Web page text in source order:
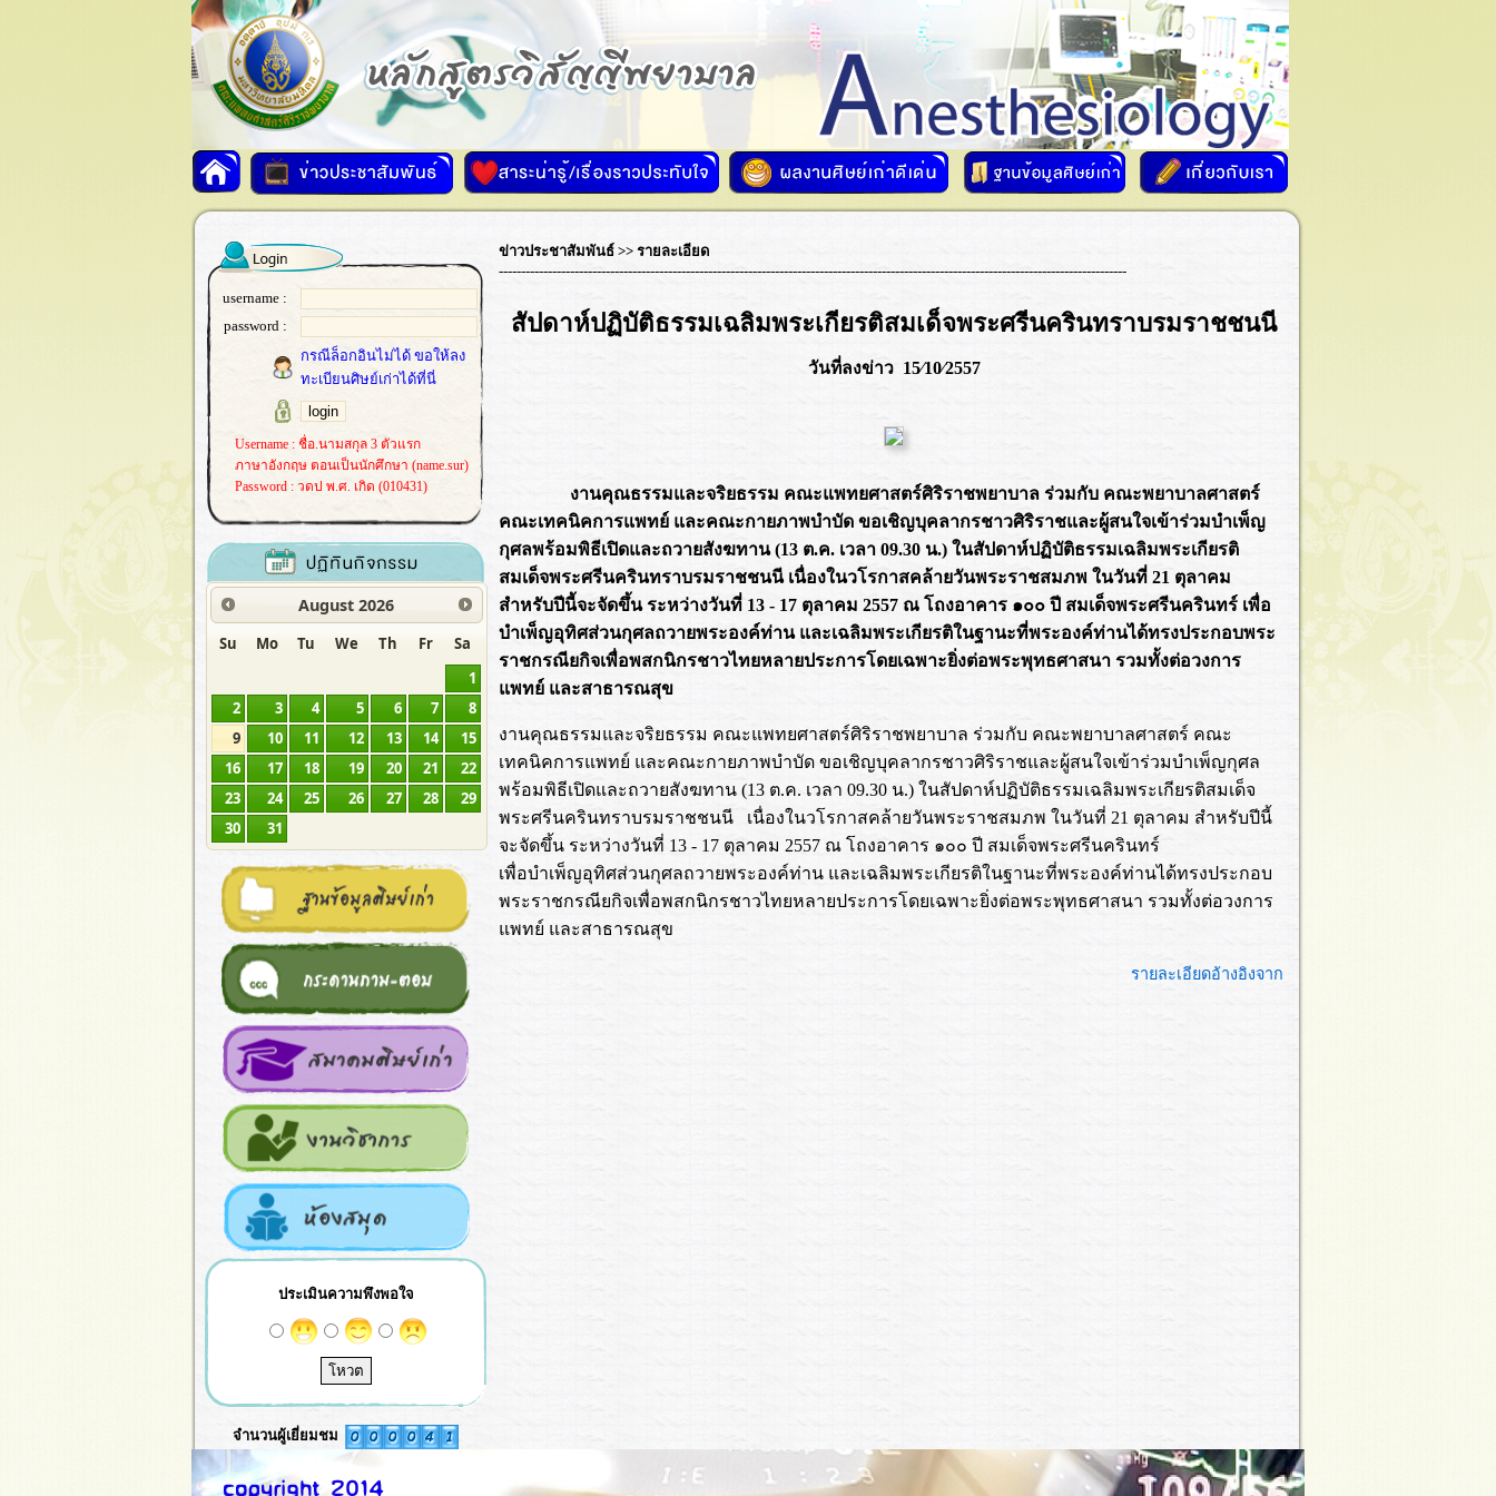
username :
password :
กรณีล็อกอินไม่ได้ ขอให้ลง
ทะเบียนศิษย์เก่าได้ที่นี่
Username : ชื่อ.นามสกุล 3 ตัวแรก
ภาษาอังกฤษ ตอนเป็นนักศึกษา (name.sur)
Password : วดป พ.ศ. เกิด (010431)
August 2026
Su Mo Tu We Th Fr
Sa
1
2
3 4 5 6 7
8
9
10 11 12 13 14
15
16
17 18 19 20 21
22
23
24 25 26 27 28
29
30
31
ประเมินความพึงพอใจ
จำนวนผู้เยี่ยมชม
ข่าวประชาสัมพันธ์ >> รายละเอียด
---------------------------------------------------------------------------------------------------------------------------------------------
สัปดาห์ปฏิบัติธรรมเฉลิมพระเกียรติสมเด็จพระศรีนครินทราบรมราชชนนี
วันที่ลงข่าว 15⁄10⁄2557
งานคุณธรรมและจริยธรรม คณะแพทยศาสตร์ศิริราชพยาบาล ร่วมกับ คณะพยาบาลศาสตร์
คณะเทคนิคการแพทย์ และคณะกายภาพบำบัด ขอเชิญบุคลากรชาวศิริราชและผู้สนใจเข้าร่วมบำเพ็ญ
กุศลพร้อมพิธีเปิดและถวายสังฆทาน (13 ต.ค. เวลา 09.30 น.) ในสัปดาห์ปฏิบัติธรรมเฉลิมพระเกียรติ
สมเด็จพระศรีนครินทราบรมราชชนนี เนื่องในวโรกาสคล้ายวันพระราชสมภพ ในวันที่ 21 ตุลาคม
สำหรับปีนี้จะจัดขึ้น ระหว่างวันที่ 13 - 17 ตุลาคม 2557 ณ โถงอาคาร ๑๐๐ ปี สมเด็จพระศรีนครินทร์ เพื่อ
บำเพ็ญอุทิศส่วนกุศลถวายพระองค์ท่าน และเฉลิมพระเกียรติในฐานะที่พระองค์ท่านได้ทรงประกอบพระ
ราชกรณียกิจเพื่อพสกนิกรชาวไทยหลายประการโดยเฉพาะยิ่งต่อพระพุทธศาสนา รวมทั้งต่อวงการ
แพทย์ และสาธารณสุข
งานคุณธรรมและจริยธรรม คณะแพทยศาสตร์ศิริราชพยาบาล ร่วมกับ คณะพยาบาลศาสตร์ คณะ
เทคนิคการแพทย์ และคณะกายภาพบำบัด ขอเชิญบุคลากรชาวศิริราชและผู้สนใจเข้าร่วมบำเพ็ญกุศล
พร้อมพิธีเปิดและถวายสังฆทาน (13 ต.ค. เวลา 09.30 น.) ในสัปดาห์ปฏิบัติธรรมเฉลิมพระเกียรติสมเด็จ
พระศรีนครินทราบรมราชชนนี เนื่องในวโรกาสคล้ายวันพระราชสมภพ ในวันที่ 21 ตุลาคม สำหรับปีนี้
จะจัดขึ้น ระหว่างวันที่ 13 - 17 ตุลาคม 2557 ณ โถงอาคาร ๑๐๐ ปี สมเด็จพระศรีนครินทร์
เพื่อบำเพ็ญอุทิศส่วนกุศลถวายพระองค์ท่าน และเฉลิมพระเกียรติในฐานะที่พระองค์ท่านได้ทรงประกอบ
พระราชกรณียกิจเพื่อพสกนิกรชาวไทยหลายประการโดยเฉพาะยิ่งต่อพระพุทธศาสนา รวมทั้งต่อวงการ
แพทย์ และสาธารณสุข
รายละเอียดอ้างอิงจาก